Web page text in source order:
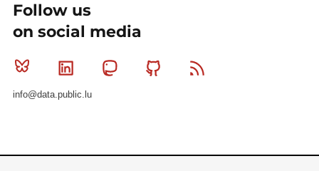
Follow us
on social media
Bluesky Linkedin MastodonGithub
info@data.public.lu